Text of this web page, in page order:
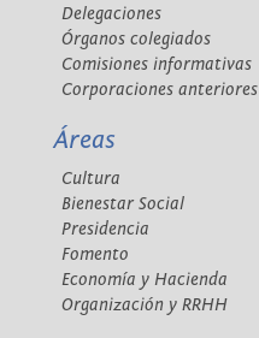
Delegaciones
Órganos colegiados
Comisiones informativas
Corporaciones anteriores
Áreas
Cultura
Bienestar Social
Presidencia
Fomento
Economía y Hacienda
Organización y RRHH